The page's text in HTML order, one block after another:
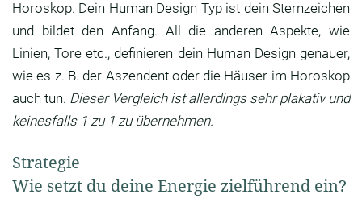
Horoskop. Dein Human Design Typ ist dein Sternzeichen
und bildet den Anfang. All die anderen Aspekte, wie
Linien, Tore etc., definieren dein Human Design genauer,
wie es z. B. der Aszendent oder die Häuser im Horoskop
auch tun. Dieser Vergleich ist allerdings sehr plakativ und
keinesfalls 1 zu 1 zu übernehmen.
Strategie
Wie setzt du deine Energie zielführend ein?